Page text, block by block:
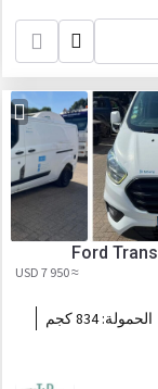
Ford
≈ 7 950 USD
الحمولة:834 كجم